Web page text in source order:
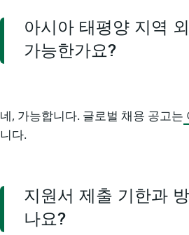
아시아 태평양 지역
가능한가요?
네, 가능합니다. 글로벌 채용 공고는
니다.
지원서 제출 기한과
나요?